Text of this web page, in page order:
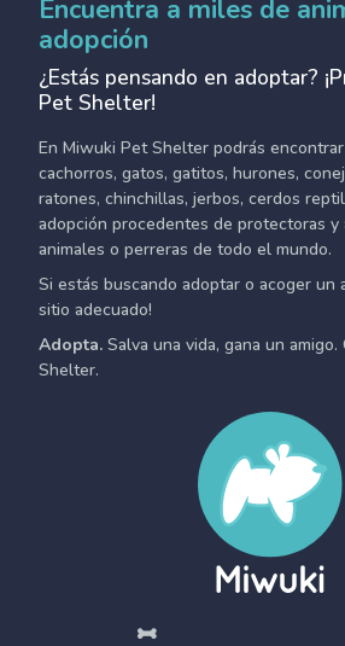
Encuentra a miles de
adopción
¿Estás pensando en adoptar?
Pet Shelter!
En Miwuki Pet Shelter podrás
cachorros, gatos, gatitos, hurones,
ratones, chinchillas, jerbos, cerdos
adopción procedentes de protectoras y
animales o perreras de todo el mundo.
Si estás buscando adoptar o acoger un
sitio adecuado!
Adopta. Salva una vida, gana un
Shelter.